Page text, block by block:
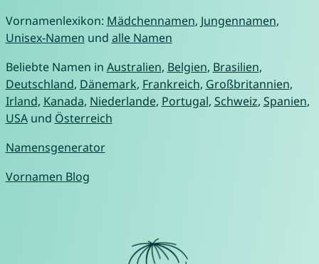
Vornamenlexikon: Mädchennamen, Jungennamen,
Unisex-Namen und alle Namen
Beliebte Namen in Australien, Belgien, Brasilien,
Deutschland, Dänemark, Frankreich, Großbritannien,
Irland, Kanada, Niederlande, Portugal, Schweiz, Spanien,
USAund Österreich
Namensgenerator
Vornamen Blog